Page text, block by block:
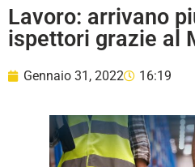
Lavoro: arrivano
ispettori grazie al
Gennaio 31, 2022 16:19